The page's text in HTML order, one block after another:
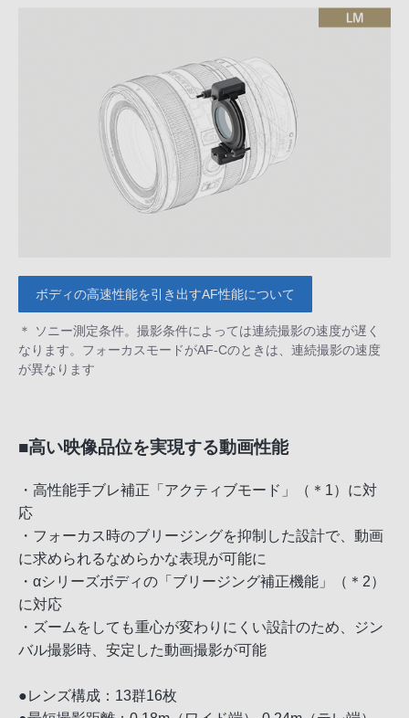
ボディの高速性能を引き出すAF性能について
＊ ソニー測定条件。撮影条件によっては連続撮影の速度が遅く
なります。フォーカスモードがAF-Cのときは、連続撮影の速度
が異なります
■高い映像品位を実現する動画性能
・高性能手ブレ補正「アクティブモード」（＊1）に対
応
・フォーカス時のブリージングを抑制した設計で、動画
に求められるなめらかな表現が可能に
・αシリーズボディの「ブリージング補正機能」（＊2）
に対応
・ズームをしても重心が変わりにくい設計のため、ジン
バル撮影時、安定した動画撮影が可能
●レンズ構成：13群16枚